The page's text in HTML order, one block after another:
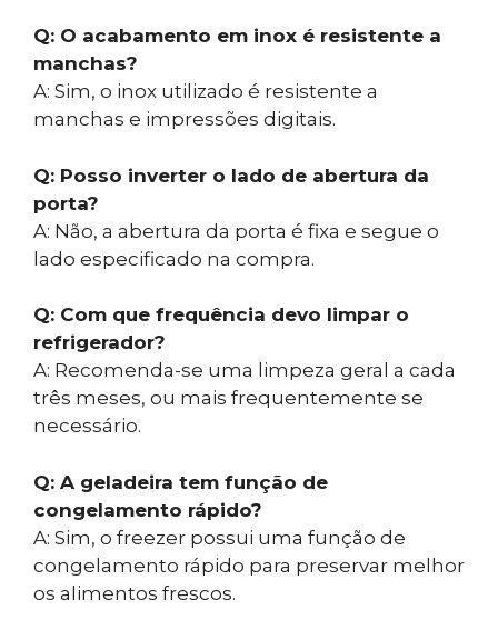
Q: O acabamento em inox é resistente a
manchas?
A: Sim, o inox utilizado é resistente a
manchas e impressões digitais.
Q: Posso inverter o lado de abertura da
porta?
A: Não, a abertura da porta é fixa e segue o
lado especificado na compra.
Q: Com que frequência devo limpar o
refrigerador?
A: Recomenda-se uma limpeza geral a cada
três meses, ou mais frequentemente se
necessário.
Q: A geladeira tem função de
congelamento rápido?
A: Sim, o freezer possui uma função de
congelamento rápido para preservar melhor
os alimentos frescos.